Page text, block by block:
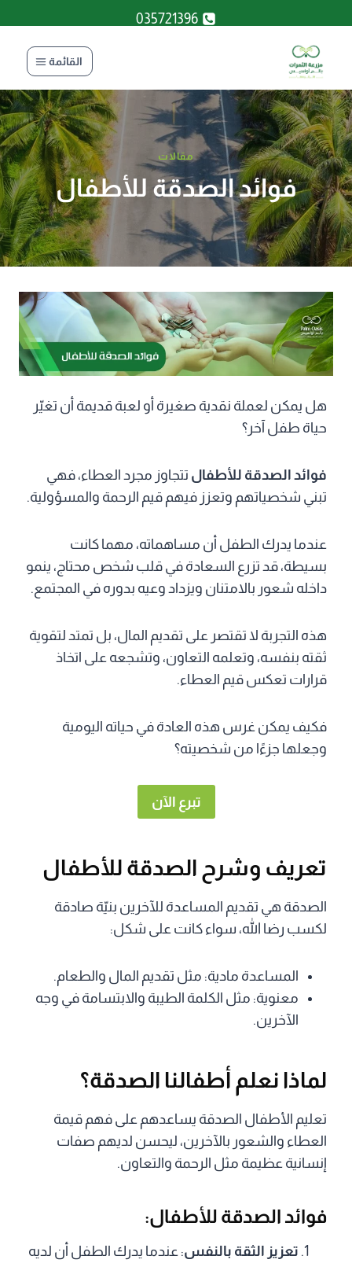
المحتوى
035721396
القائمة
مقالات
فوائد الصدقة للأطفال
هل يمكن لعملة نقدية صغيرة أو لعبة قديمة أن تغيّر
حياة طفل آخر؟
فوائد الصدقة للأطفال تتجاوز مجرد العطاء، فهي
تبني شخصياتهم وتعزز فيهم قيم الرحمة والمسؤولية.
عندما يدرك الطفل أن مساهماته، مهما كانت
بسيطة، قد تزرع السعادة في قلب شخص محتاج، ينمو
داخله شعور بالامتنان ويزداد وعيه بدوره في المجتمع.
هذه التجربة لا تقتصر على تقديم المال، بل تمتد لتقوية
ثقته بنفسه، وتعلمه التعاون، وتشجعه على اتخاذ
قرارات تعكس قيم العطاء.
فكيف يمكن غرس هذه العادة في حياته اليومية
وجعلها جزءًا من شخصيته؟
تبرع الآن
تعريف وشرح الصدقة للأطفال
الصدقة هي تقديم المساعدة للآخرين بنيّة صادقة
لكسب رضا الله، سواء كانت على شكل:
المساعدة مادية: مثل تقديم المال والطعام.
معنوية: مثل الكلمة الطيبة والابتسامة في وجه
الآخرين.
لماذا نعلم أطفالنا الصدقة؟
تعليم الأطفال الصدقة يساعدهم على فهم قيمة
العطاء والشعور بالآخرين، ليحسن لديهم صفات
إنسانية عظيمة مثل الرحمة والتعاون.
فوائد الصدقة للأطفال:
تعزيز الثقة بالنفس: عندما يدرك الطفل أن لديه